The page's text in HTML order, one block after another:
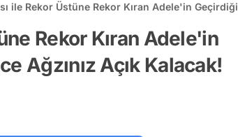
ile Rekor Üstüne Rekor Kıran Adele'in Geçirdiği
Rekor Kıran Adele'in
Ağzınız Açık Kalacak!